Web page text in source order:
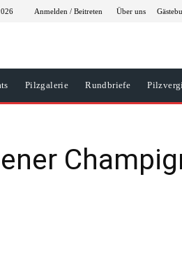
Anmelden / Beitreten Über uns
Pilzgalerie Rundbriefe